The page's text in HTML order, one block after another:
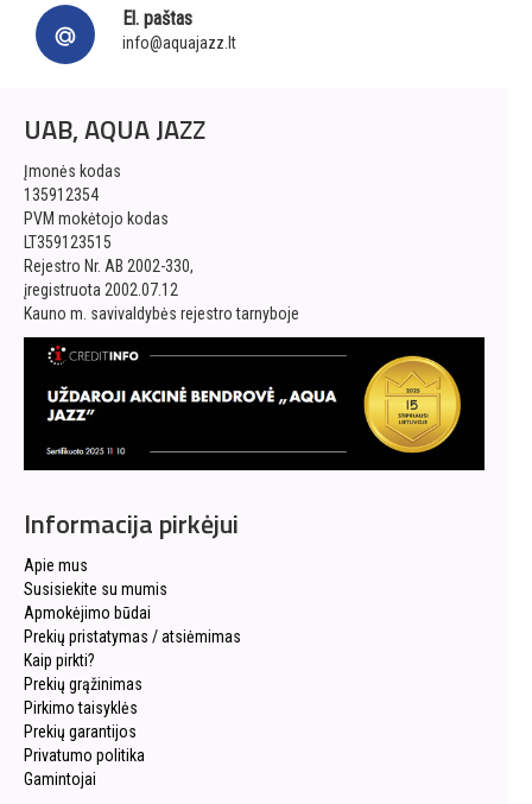
El. paštas
info@aquajazz.lt
UAB, AQUA JAZZ
Įmonės kodas
135912354
PVM mokėtojo kodas
LT359123515
Rejestro Nr. AB 2002-330,
įregistruota 2002.07.12
Kauno m. savivaldybės rejestro tarnyboje
Informacija pirkėjui
Apie mus
Susisiekite su mumis
Apmokėjimo būdai
Prekių pristatymas / atsiėmimas
Kaip pirkti?
Prekių grąžinimas
Pirkimo taisyklės
Prekių garantijos
Privatumo politika
Gamintojai